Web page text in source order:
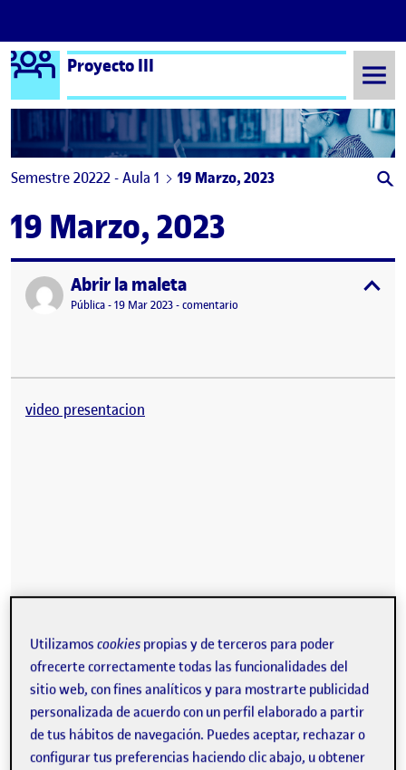
Saltar al contenido
Logo Ágora
Proyecto III
Semestre 20222 - Aula 1 19 Marzo, 2023
19 Marzo, 2023
Publicado porAbrir la maleta
Visibilidad:
Pública-Fecha de publicación
19 Mar 2023-comentario
video presentacion
Utilizamoscookies propias y de terceros para poder
ofrecerte correctamente todas las funcionalidades del
sitio web, con fines analíticos y para mostrarte publicidad
personalizada de acuerdo con un perfil elaborado a partir
de tus hábitos de navegación. Puedes aceptar, rechazar o
configurar tus preferencias haciendo clic abajo, u obtener